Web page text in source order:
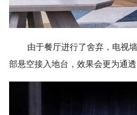
由于餐厅进行了舍弃，电视
部悬空接入地台，效果会更为通透